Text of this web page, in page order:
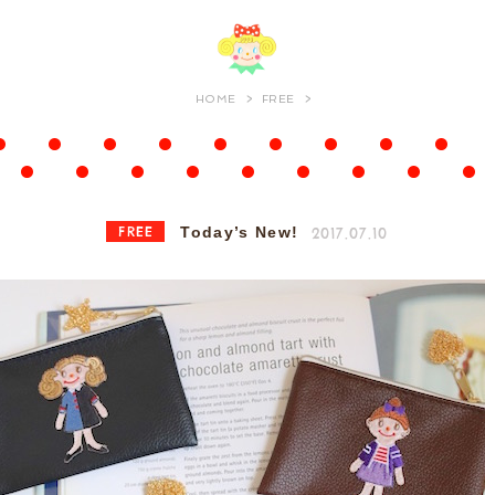
HOME FREE
FREE Today’s New! 2017.07.10